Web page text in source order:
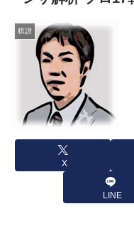
棋譜
X
LINE